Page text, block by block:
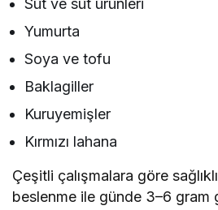
Süt ve süt ürünleri
Yumurta
Soya ve tofu
Baklagiller
Kuruyemişler
Kırmızı lahana
Çeşitli çalışmalara göre
beslenme ile günde 3–6 gram